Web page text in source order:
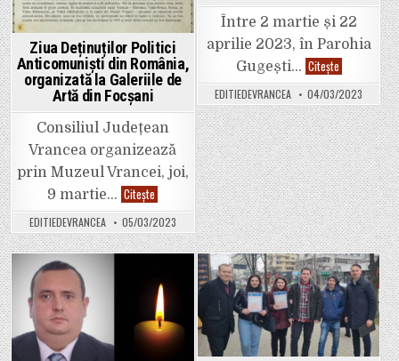
Ziua Deținuților Politici
Anticomuniști din România,
organizată la Galeriile de
Artă din Focșani
Consiliul Județean
Vrancea organizează
prin Muzeul Vrancei, joi,
9 martie… Citește
Deținuților
Politici
Anticomuniști
din
România,
organizată
Galeriile
de
Artă
din
Focșani
EDITIEDEVRANCEA 05/03/2023
Între 2 martie și 22
aprilie 2023, în Parohia
Gugești… CiteșteComorile
Trecutului,
proiect
derulat
în
parohia
Gugești
III
EDITIEDEVRANCEA 04/03/2023
Posted
in
Posted
in